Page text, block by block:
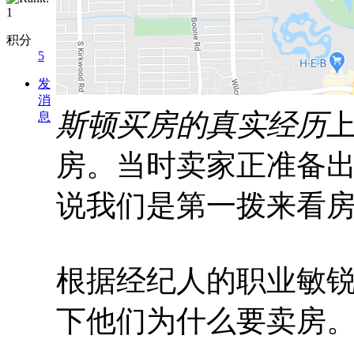
积分
5
发
消
息
斯顿买房的真实经历
房。当时卖家正准备
说我们是第一拨来看
根据经纪人的职业敏
下他们为什么要卖房